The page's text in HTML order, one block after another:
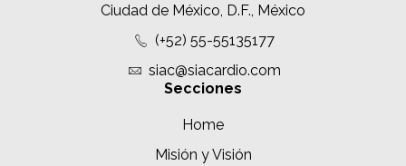
Ciudad de México, D.F., México
(+52) 55-55135177
siac@siacardio.com
Secciones
Home
Misión y Visión